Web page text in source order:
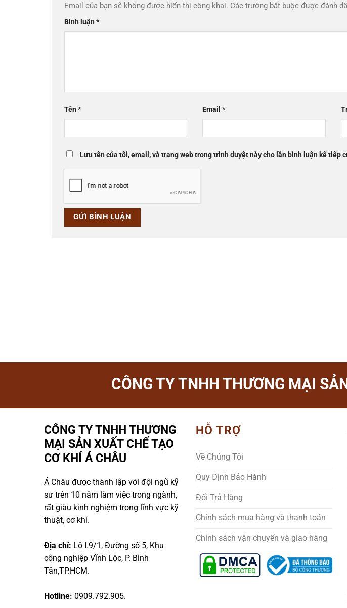
Email của bạn sẽ không được hiển thị công khai. Các trường bắt buộc được đánh
Bình luận*
Tên* Email*
Lưu tên của tôi, email, và trang web trong trình duyệt này cho lần bình luận kế tiếp
CÔNG TY TNHH THƯƠNG MẠI
CÔNG TY TNHH THƯƠNG
MẠI SẢN XUẤT CHẾ TẠO
CƠ KHÍ Á CHÂU
Á Châu được thành lập với đội ngũ kỹ
sư trên 10 năm làm việc trong ngành,
rất giàu kinh nghiệm trong lĩnh vực kỹ
thuật, cơ khí.
Địa chỉ: Lô I.9/1, Đường số 5, Khu
công nghiệp Vĩnh Lộc, P. Bình
Tân,TP.HCM.
Hotline: 0909.792.905.
HỖ TRỢ
Về Chúng Tôi
Quy Định Bảo Hành
Đổi Trả Hàng
Chính sách mua hàng và thanh toán
Chính sách vận chuyển và giao hàng